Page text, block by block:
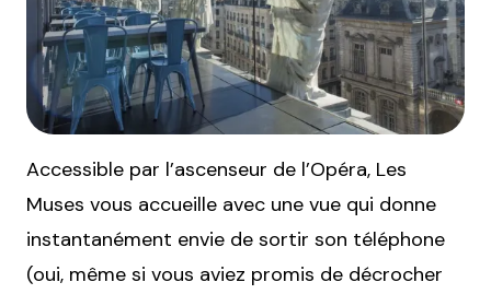
Accessible par l’ascenseur de l’Opéra, Les
Muses vous accueille avec une vue qui donne
instantanément envie de sortir son téléphone
(oui, même si vous aviez promis de décrocher